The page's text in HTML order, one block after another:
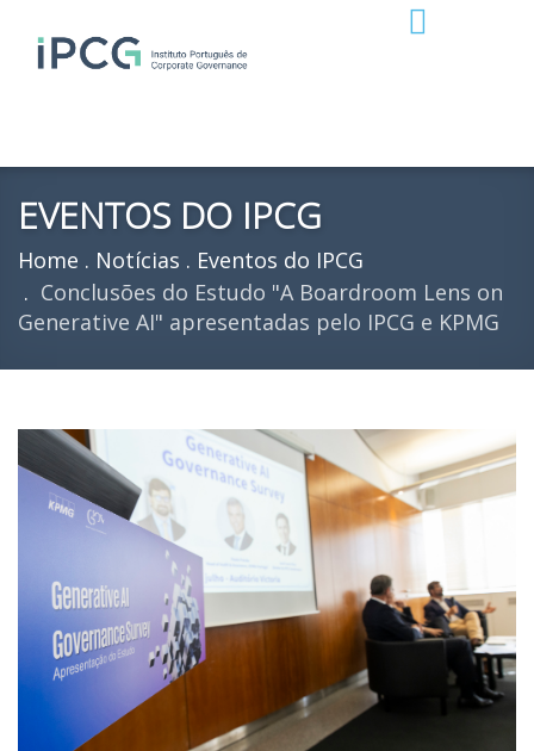
EVENTOS DO IPCG
Home Notícias
Eventos do IPCG
Conclusões do Estudo "A Boardroom Lens on
Generative AI" apresentadas pelo IPCG e KPMG